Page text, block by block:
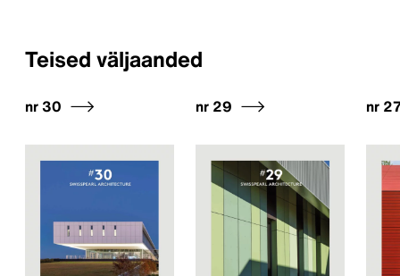
Teised väljaanded
nr 30 nr 29 nr